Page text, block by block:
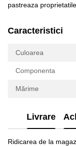
pastreaza
Caracteristici
Culoarea
Componenta
Mărime
Livrare
Ridicarea de la